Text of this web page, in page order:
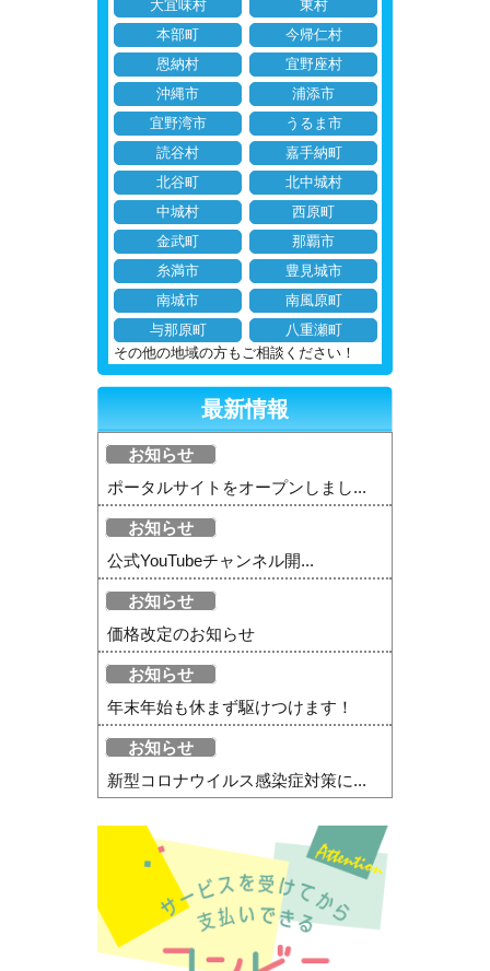
大宜味村
東村
本部町
今帰仁村
恩納村
宜野座村
沖縄市
浦添市
宜野湾市
うるま市
読谷村
嘉手納町
北谷町
北中城村
中城村
西原町
金武町
那覇市
糸満市
豊見城市
南城市
南風原町
与那原町
八重瀬町
その他の地域の方もご相談ください！
最新情報
お知らせ
ポータルサイトをオープンしまし...
お知らせ
公式YouTubeチャンネル開...
お知らせ
価格改定のお知らせ
お知らせ
年末年始も休まず駆けつけます！
お知らせ
新型コロナウイルス感染症対策に...